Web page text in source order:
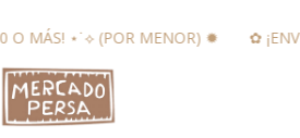
✿ ¡ENVÍO GRATIS A SUCURSAL EN